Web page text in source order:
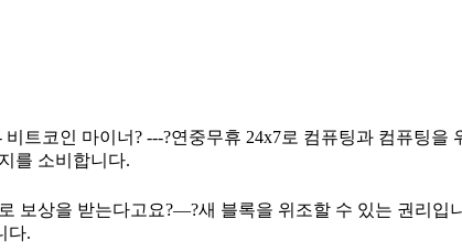
트코인 마이너? ---?연중무휴 24x7로 컴퓨팅과 컴퓨팅을
를 소비합니다.
보상을 받는다고요?—?새 블록을 위조할 수 있는 권리입
다.